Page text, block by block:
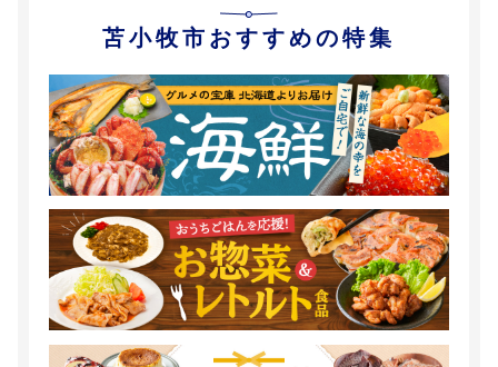
苫小牧市おすすめの特集